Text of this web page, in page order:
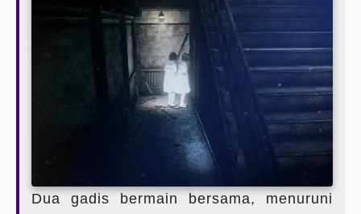
Dua gadis bermain bersama, menuruni